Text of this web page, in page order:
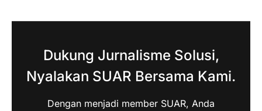
Dukung Jurnalisme Solusi,
Nyalakan SUAR Bersama Kami.
Dengan menjadi member SUAR, Anda